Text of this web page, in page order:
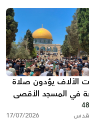
الآلاف يؤدون صلاة
في المسجد الأقصى
17/07/2026